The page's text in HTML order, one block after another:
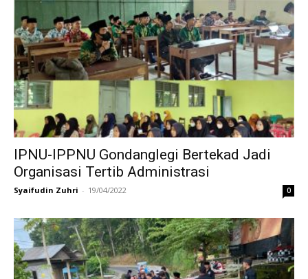
IPNU-IPPNU Gondanglegi Bertekad Jadi
Organisasi Tertib Administrasi
Syaifudin Zuhri - 19/04/2022 0